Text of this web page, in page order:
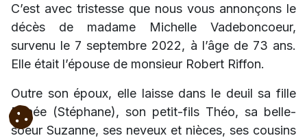
C’est avec tristesse que nous vous annonçons le
décès de madame Michelle Vadeboncoeur,
survenu le 7 septembre 2022, à l’âge de 73 ans.
Elle était l’épouse de monsieur Robert Riffon.
Outre son époux, elle laisse dans le deuil sa fille
Renée (Stéphane), son petit-fils Théo, sa belle-
soeur Suzanne, ses neveux et nièces, ses cousins